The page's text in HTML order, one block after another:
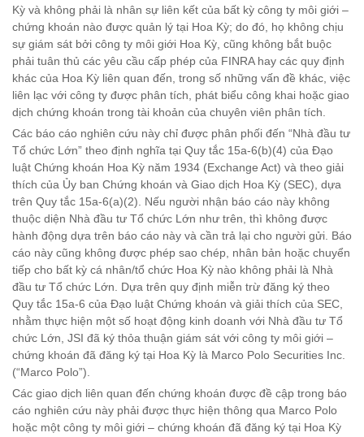
Kỳ và không phải là nhân sự liên kết của bất kỳ công ty môi giới –
chứng khoán nào được quản lý tại Hoa Kỳ; do đó, họ không chịu
sự giám sát bởi công ty môi giới Hoa Kỳ, cũng không bắt buộc
phải tuân thủ các yêu cầu cấp phép của FINRA hay các quy định
khác của Hoa Kỳ liên quan đến, trong số những vấn đề khác, việc
liên lạc với công ty được phân tích, phát biểu công khai hoặc giao
dịch chứng khoán trong tài khoản của chuyên viên phân tích.
Các báo cáo nghiên cứu này chỉ được phân phối đến “Nhà đầu tư
Tổ chức Lớn” theo định nghĩa tại Quy tắc 15a-6(b)(4) của Đạo
luật Chứng khoán Hoa Kỳ năm 1934 (Exchange Act) và theo giải
thích của Ủy ban Chứng khoán và Giao dịch Hoa Kỳ (SEC), dựa
trên Quy tắc 15a-6(a)(2). Nếu người nhận báo cáo này không
thuộc diện Nhà đầu tư Tổ chức Lớn như trên, thì không được
hành động dựa trên báo cáo này và cần trả lại cho người gửi. Báo
cáo này cũng không được phép sao chép, nhân bản hoặc chuyển
tiếp cho bất kỳ cá nhân/tổ chức Hoa Kỳ nào không phải là Nhà
đầu tư Tổ chức Lớn. Dựa trên quy định miễn trừ đăng ký theo
Quy tắc 15a-6 của Đạo luật Chứng khoán và giải thích của SEC,
nhằm thực hiện một số hoạt động kinh doanh với Nhà đầu tư Tổ
chức Lớn, JSI đã ký thỏa thuận giám sát với công ty môi giới –
chứng khoán đã đăng ký tại Hoa Kỳ là Marco Polo Securities Inc.
(“Marco Polo”).
Các giao dịch liên quan đến chứng khoán được đề cập trong báo
cáo nghiên cứu này phải được thực hiện thông qua Marco Polo
hoặc một công ty môi giới – chứng khoán đã đăng ký tại Hoa Kỳ